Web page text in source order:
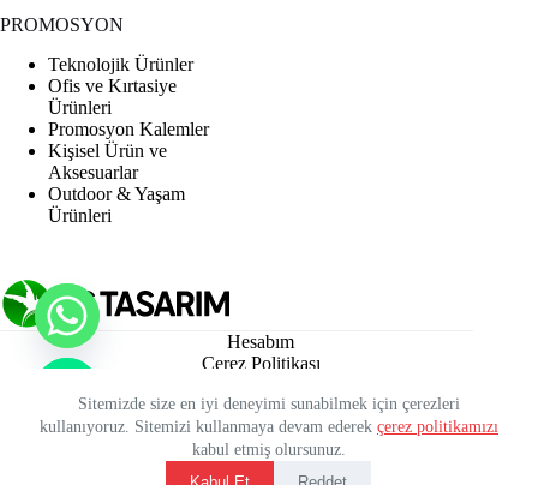
Sitemizde size en iyi deneyimi sunabilmek için çerezleri
kullanıyoruz. Sitemizi kullanmaya devam ederek çerez politikamızı
kabul etmiş olursunuz.
PROMOSYON
Teknolojik Ürünler
Ofis ve Kırtasiye
Ürünleri
Promosyon Kalemler
Kişisel Ürün ve
Aksesuarlar
Outdoor & Yaşam
Ürünleri
Hesabım
Çerez Politikası
KVKK Aydınlat Metni
Mesafeli Satış Sözleşmesi
Sipariş İptali ve İade
Üyelik Sözleşmesi